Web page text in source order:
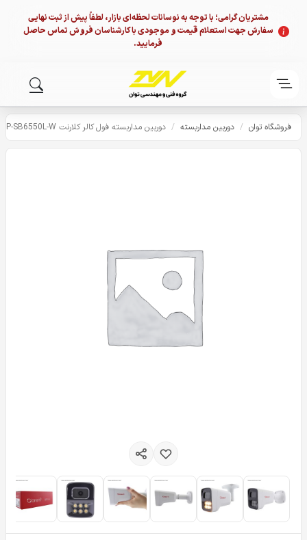
مشتریان گرامی؛ با توجه به نوسانات لحظه‌ای بازار، لطفاً پیش از ثبت نهایی
سفارش جهت استعلام قیمت و موجودی با کارشناسان فروش تماس حاصل
فرمایید.
فروشگاه توان / دوربین مداربسته / دوربین مداربسته فول کالر کلارنت Clarent CCP-SB6550L-W